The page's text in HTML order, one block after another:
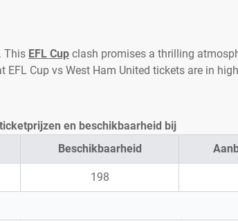
This EFL Cup clash promises a thrilling
Cup vs West Ham United tickets are in
Beschikbaarheid
198
en beschikbaarheid bij